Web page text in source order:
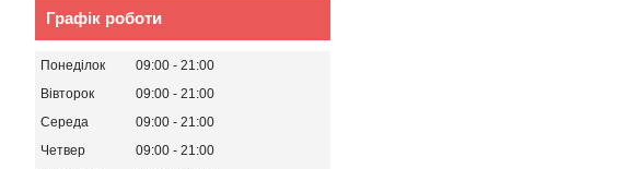
Графік роботи
Понеділок 09:00
21:00
Вівторок
09:00
21:00
Середа
09:00
21:00
Четвер
09:00
21:00